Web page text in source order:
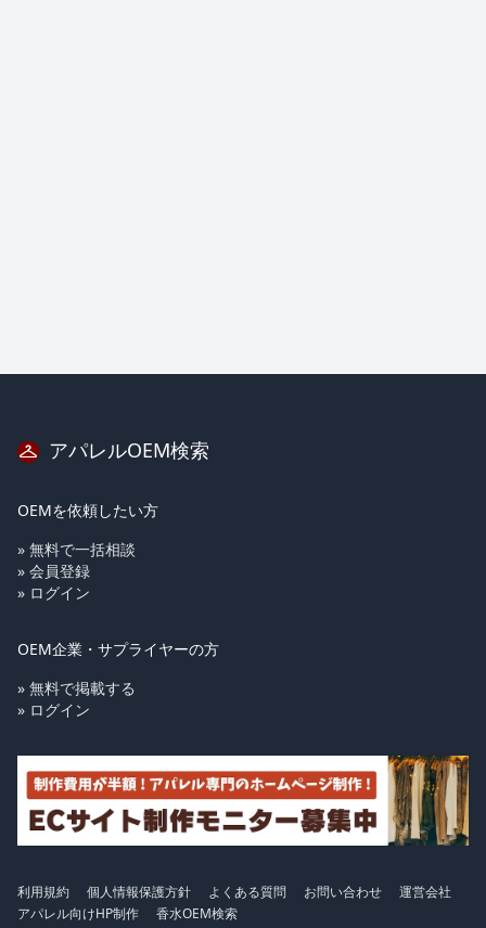
アパレルOEM検索
OEMを依頼したい方
» 無料で一括相談
» 会員登録
» ログイン
OEM企業・サプライヤーの方
» 無料で掲載する
» ログイン
利用規約 個人情報保護方針 よくある質問 お問い合わせ
運営会社
アパレル向けHP制作
香水OEM検索